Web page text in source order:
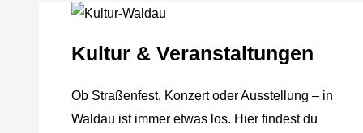
Kultur & Veranstaltungen
Ob Straßenfest, Konzert oder Ausstellung – in
Waldau ist immer etwas los. Hier findest du